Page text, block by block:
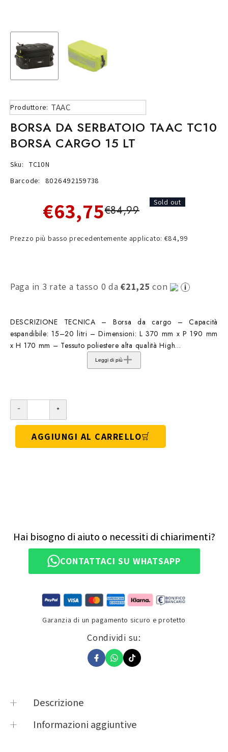
Produttore: TAAC
BORSA DA SERBATOIO TAAC TC10
BORSA CARGO 15 LT
Sku:
TC10N
Barcode:
8026492159738
€63,75€84,99
Sold out
Prezzo più basso precedentemente applicato: €84,99
Paga in 3 rate a tasso 0 da€21,25 con
DESCRIZIONE TECNICA – Borsa da cargo – Capacità
espandibile: 15–20 litri – Dimensioni: L 370 mm x P 190 mm
x H 170 mm – Tessuto poliestere alta qualità High...
Leggi di più
AGGIUNGI AL CARRELLO
Hai bisogno di aiuto o necessiti di chiarimenti?
CONTATTACI SU WHATSAPP
Garanzia di un pagamento sicuro e protetto
Condividi su:
Descrizione
DESCRIZIONE TECNICA
Informazioni aggiuntive